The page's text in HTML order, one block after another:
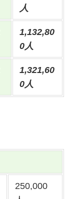
人
1,132,80
0人
1,321,60
0人
250,000